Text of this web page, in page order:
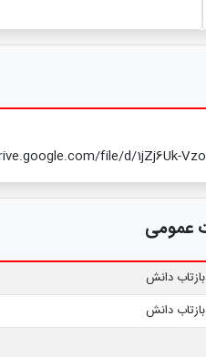
file/d/1jZj6Uk-
دانش
دانش